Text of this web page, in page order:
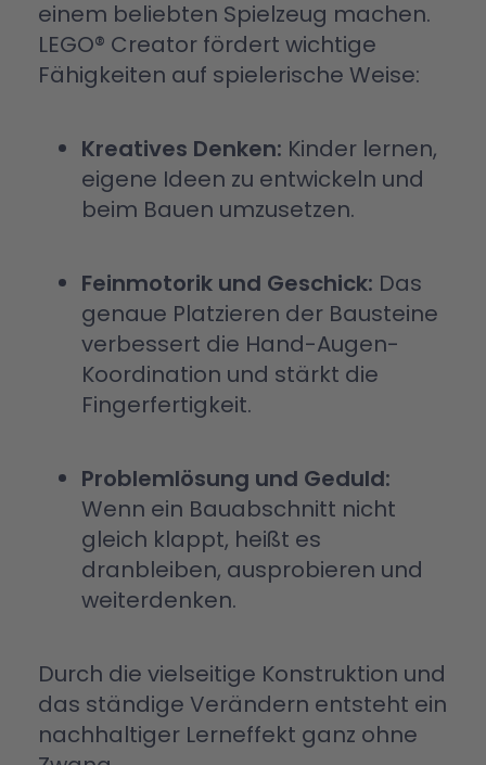
einem beliebten Spielzeug machen.
LEGO® Creator fördert wichtige
Fähigkeiten auf spielerische Weise:
Kreatives Denken: Kinder lernen,
eigene Ideen zu entwickeln und
beim Bauen umzusetzen.
Feinmotorik und Geschick: Das
genaue Platzieren der Bausteine
verbessert die Hand-Augen-
Koordination und stärkt die
Fingerfertigkeit.
Problemlösung und Geduld:
Wenn ein Bauabschnitt nicht
gleich klappt, heißt es
dranbleiben, ausprobieren und
weiterdenken.
Durch die vielseitige Konstruktion und
das ständige Verändern entsteht ein
nachhaltiger Lerneffekt ganz ohne